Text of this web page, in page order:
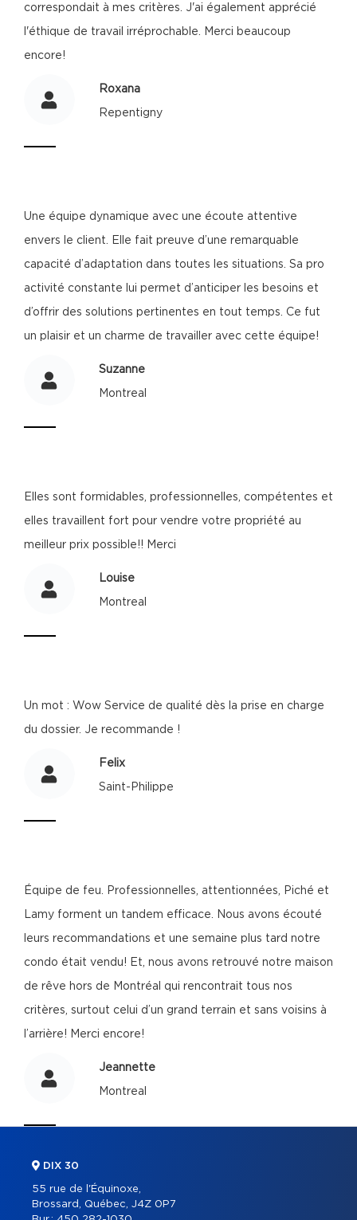
correspondait à mes critères. J'ai également apprécié
l'éthique de travail irréprochable. Merci beaucoup
encore!
Roxana
Repentigny
Une équipe dynamique avec une écoute attentive
envers le client. Elle fait preuve d’une remarquable
capacité d’adaptation dans toutes les situations. Sa pro
activité constante lui permet d’anticiper les besoins et
d’offrir des solutions pertinentes en tout temps. Ce fut
un plaisir et un charme de travailler avec cette équipe!
Suzanne
Montreal
Elles sont formidables, professionnelles, compétentes et
elles travaillent fort pour vendre votre propriété au
meilleur prix possible!! Merci
Louise
Montreal
Un mot : Wow Service de qualité dès la prise en charge
du dossier. Je recommande !
Felix
Saint-Philippe
Équipe de feu. Professionnelles, attentionnées, Piché et
Lamy forment un tandem efficace. Nous avons écouté
leurs recommandations et une semaine plus tard notre
condo était vendu! Et, nous avons retrouvé notre maison
de rêve hors de Montréal qui rencontrait tous nos
critères, surtout celui d’un grand terrain et sans voisins à
l’arrière! Merci encore!
Jeannette
Montreal
DIX 30
55 rue de l'Équinoxe,
Brossard, Québec, J4Z 0P7